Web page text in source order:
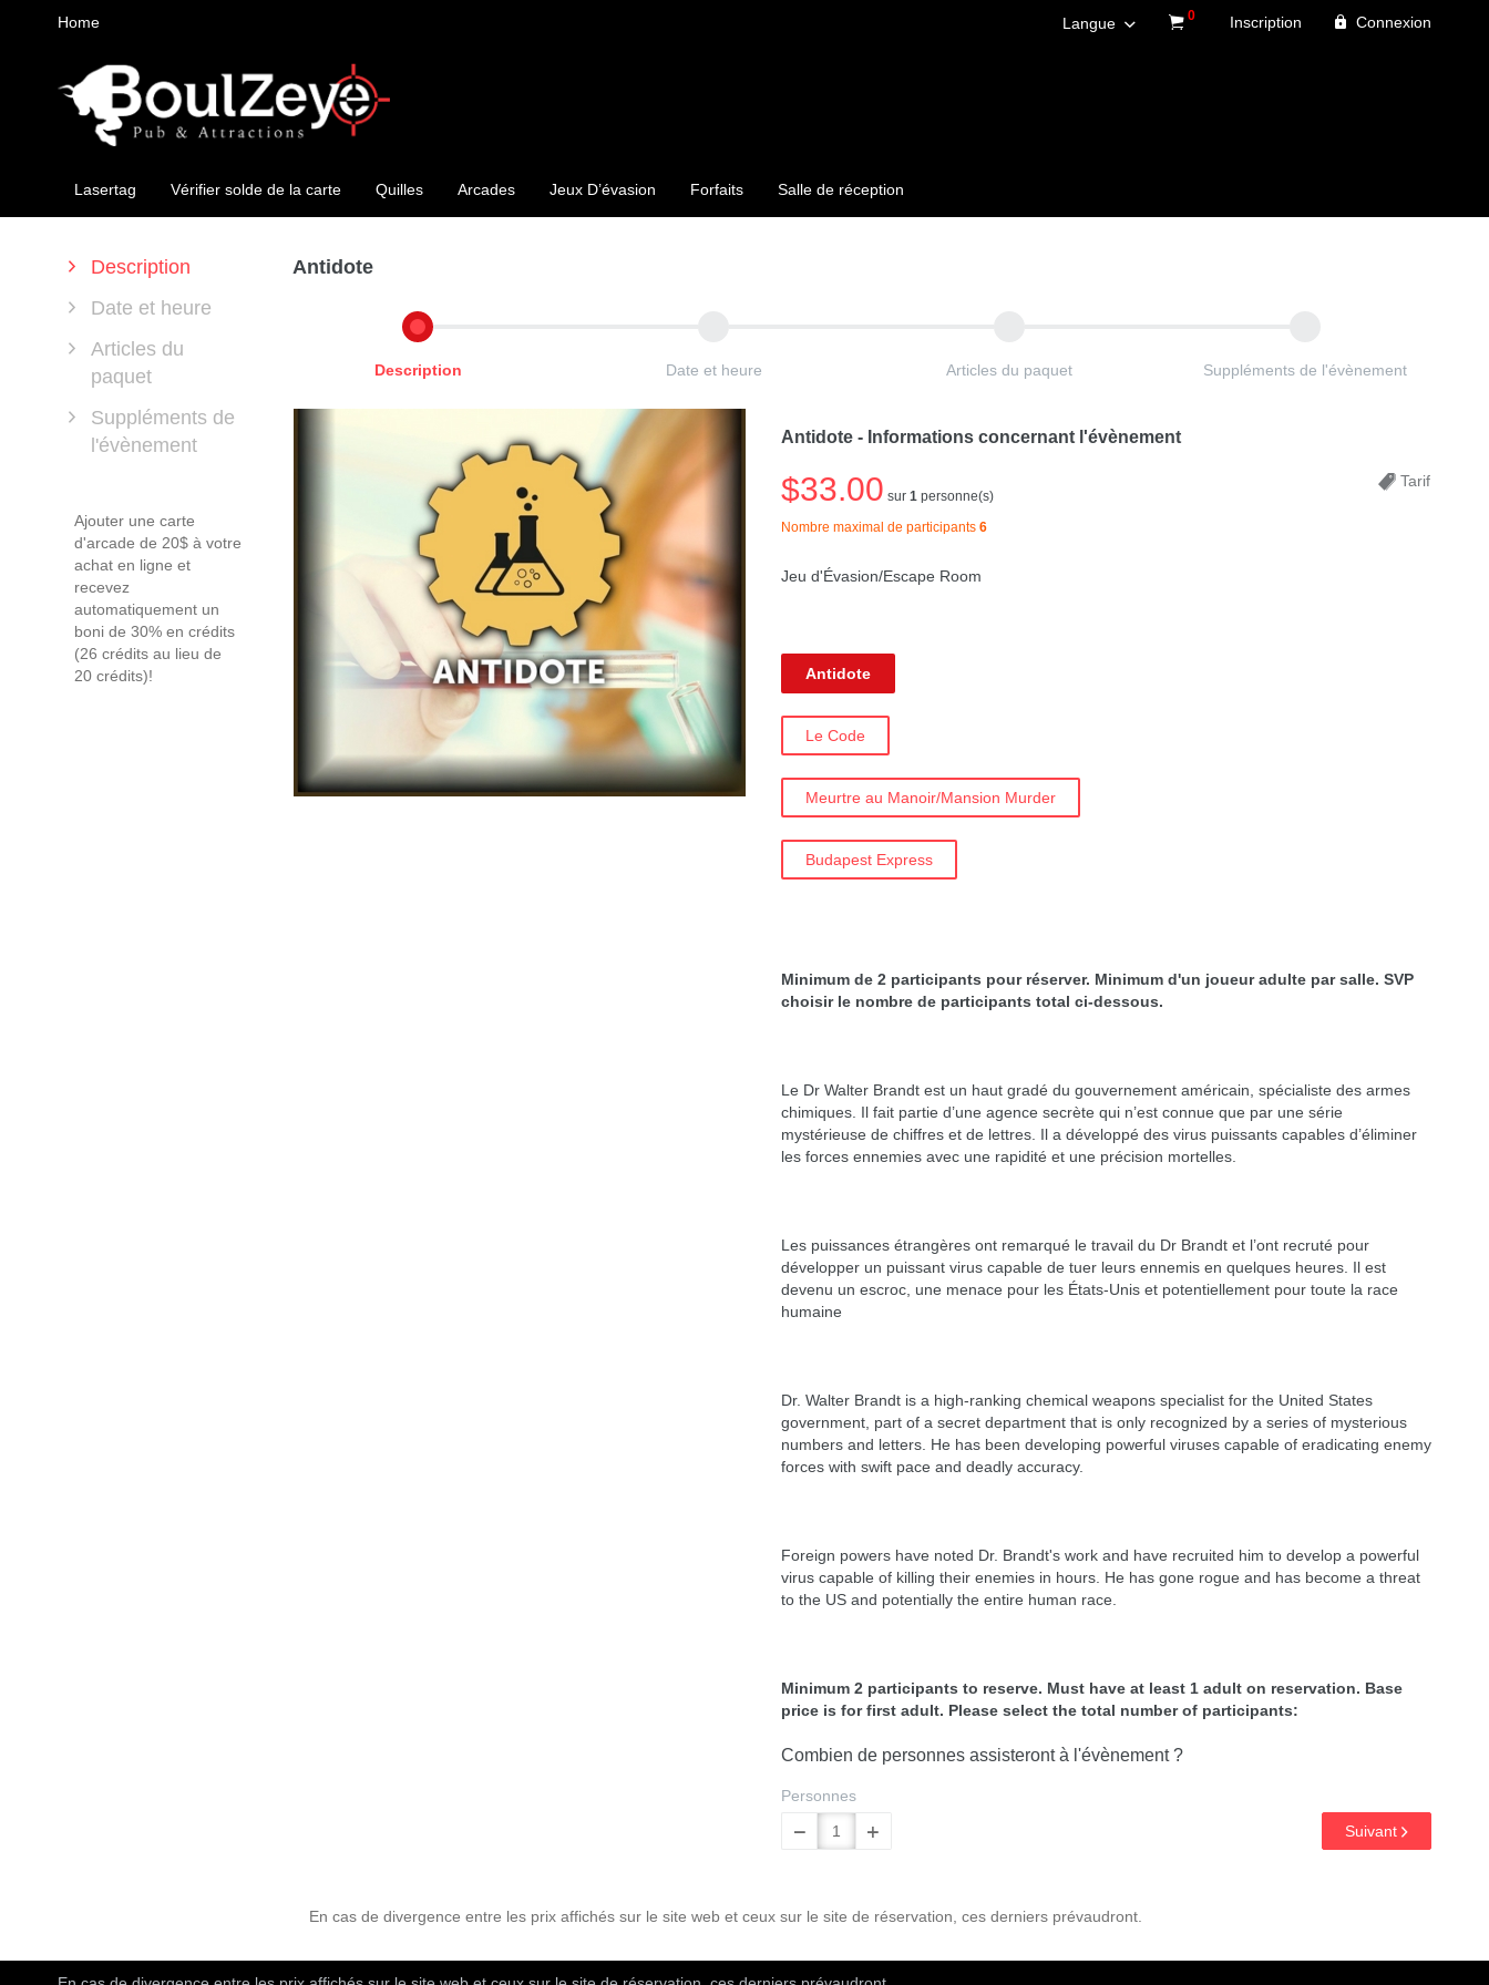
Home Langue 0 Inscription Connexion
Lasertag Vérifier solde de la carte Quilles Arcades Jeux D’évasion Forfaits Salle de réception
Description
Date et heure
Articles du
paquet
Suppléments de
l'évènement
Ajouter une carte
d'arcade de 20$ à votre
achat en ligne et
recevez
automatiquement un
boni de 30% en crédits
(26 crédits au lieu de
20 crédits)!
Antidote
Description Date et heure Articles du paquet Suppléments de l'évènement
Antidote - Informations concernant l'évènement
$33.00 sur 1 personne(s)
Nombre maximal de participants 6
Tarif
Jeu d'Évasion/Escape Room
Antidote
Le Code
Meurtre au Manoir/Mansion Murder
Budapest Express
Minimum de 2 participants pour réserver. Minimum d'un joueur adulte par salle. SVP
choisir le nombre de participants total ci-dessous.
Le Dr Walter Brandt est un haut gradé du gouvernement américain, spécialiste des armes
chimiques. Il fait partie d’une agence secrète qui n’est connue que par une série
mystérieuse de chiffres et de lettres. Il a développé des virus puissants capables d’éliminer
les forces ennemies avec une rapidité et une précision mortelles.
Les puissances étrangères ont remarqué le travail du Dr Brandt et l’ont recruté pour
développer un puissant virus capable de tuer leurs ennemis en quelques heures. Il est
devenu un escroc, une menace pour les États-Unis et potentiellement pour toute la race
humaine
Dr. Walter Brandt is a high-ranking chemical weapons specialist for the United States
government, part of a secret department that is only recognized by a series of mysterious
numbers and letters. He has been developing powerful viruses capable of eradicating enemy
forces with swift pace and deadly accuracy.
Foreign powers have noted Dr. Brandt's work and have recruited him to develop a powerful
virus capable of killing their enemies in hours. He has gone rogue and has become a threat
to the US and potentially the entire human race.
Minimum 2 participants to reserve. Must have at least 1 adult on reservation. Base
price is for first adult. Please select the total number of participants:
Combien de personnes assisteront à l'évènement ?
Personnes
Suivant
En cas de divergence entre les prix affichés sur le site web et ceux sur le site de réservation, ces derniers prévaudront.